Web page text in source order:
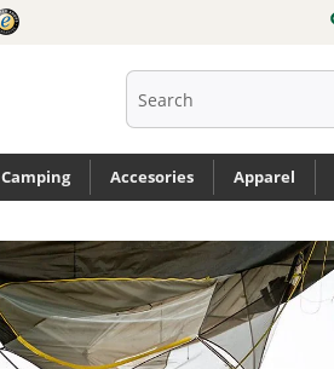
Camping Accesories Apparel